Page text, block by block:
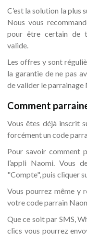
C’est la solution la plus
Nous vous
pour être certain de
valide.
Les offres y sont
la garantie de ne pas
de valider le parrainage
Comment
Vous êtes déjà inscrit
forcément un code
Pour savoir comment
l’appli Naomi. Vous
"Compte", puis cliquer
Vous pourrez même y
votre code parrain
Que ce soit par SMS,
clics vous pourrez